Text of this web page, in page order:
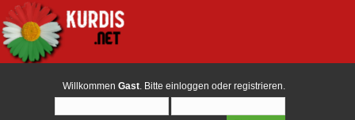
Willkommen Gast. Bitte einloggen oder registrieren.